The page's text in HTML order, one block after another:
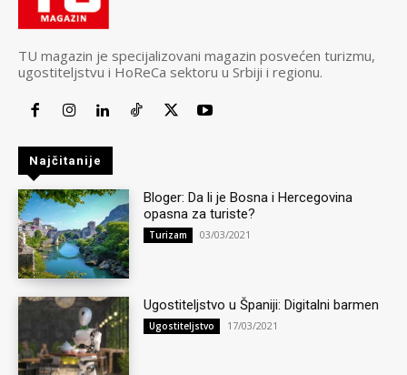
TU magazin je specijalizovani magazin posvećen turizmu,
ugostiteljstvu i HoReCa sektoru u Srbiji i regionu.
Najčitanije
Bloger: Da li je Bosna i Hercegovina
opasna za turiste?
Turizam 03/03/2021
Ugostiteljstvo u Španiji: Digitalni barmen
Ugostiteljstvo 17/03/2021